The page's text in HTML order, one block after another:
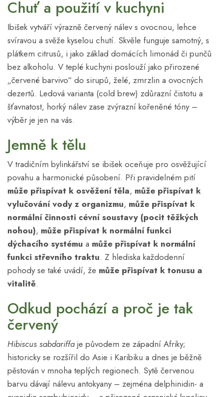
Chuť a použití v kuchyni
Ibišek vytváří výrazně červený nálev s ovocnou, lehce
svíravou a svěže kyselou chutí. Skvěle funguje samotný, s
plátkem citrusů, i jako základ domácích limonád či punčů
bez alkoholu. V teplé kuchyni poslouží jako přirozené
„červené barvivo“ do sirupů, želé, zmrzlin a ovocných
dezertů. Ledová varianta (cold brew) zdůrazní čistotu a
šťavnatost, horký nálev zase zvýrazní kořeněné tóny –
výběr je jen na vás.
Jemně k tělu
V tradičním bylinkářství se ibišek oceňuje pro osvěžující
povahu a harmonické působení. Při pravidelném pití
může přispívat k osvěžení těla, může přispívat k
vylučování vody z organizmu, může přispívat k
normální činnosti cévní soustavy (pocit těžkých
nohou), může přispívat k normální funkci
dýchacího systému a může přispívat k normální
funkci střevního traktu. Z hlediska každodenní
pohody se také uvádí, že může přispívat k tonusu a
vitalitě.
Odkud pochází a proč je tak
červený
Hibiscus sabdariffa je původem ze západní Afriky;
historicky se rozšířil do Asie i Karibiku a dnes je běžně
pěstován v mnoha teplých regionech. Sytě červenou
barvu dávají nálevu antokyany – zejména delphinidin- a